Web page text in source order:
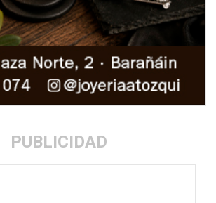
PUBLICIDAD